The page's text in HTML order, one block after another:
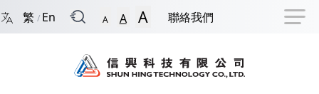
跳到捷徑選項 跳到主導航選單 跳到頁尾
繁 / En A A A 聯絡我們